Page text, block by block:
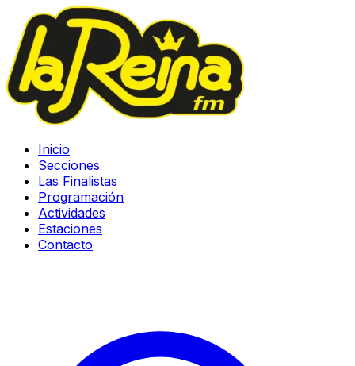
Inicio
Secciones
Las Finalistas
Programación
Actividades
Estaciones
Contacto